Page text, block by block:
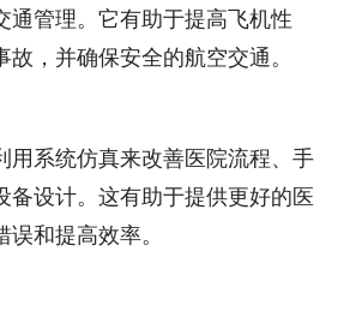
通管理。它有助于提高飞机性
故，并确保安全的航空交通。
用系统仿真来改善医院流程、手
备设计。这有助于提供更好的医
和提高效率。